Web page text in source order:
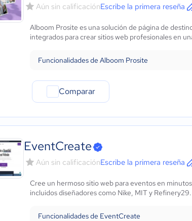
Aún sin calificaciónEscribe la primera reseña
Alboom Prosite es una solución de página de
integrados para crear sitios web profesionales en
Funcionalidades de Alboom Prosite
Comparar
EventCreate
Aún sin calificaciónEscribe la primera reseña
Cree un hermoso sitio web para eventos en
incluidos diseñadores como Nike, MIT y Refinery29.
Funcionalidades de EventCreate